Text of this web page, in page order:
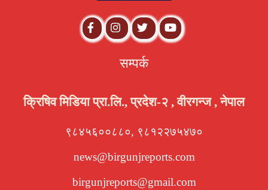
सम्पर्क
क्रिषिव मिडिया प्रा.लि., प्रदेश-२ , वीरगन्ज , नेपाल
९८४५६००८८०, ९८१२२७५४७०
news@birgunjreports.com
birgunjreports@gmail.com